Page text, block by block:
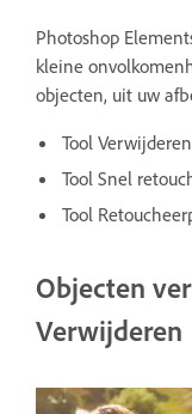
Photoshop
kleine
objecten, uit uw
Tool Verwijderen
Tool Snel
Tool
Objecten
Verwijderen